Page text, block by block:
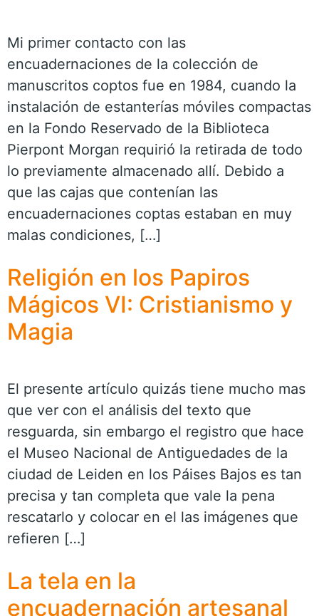
Mi primer contacto con las
encuadernaciones de la colección de
manuscritos coptos fue en 1984, cuando la
instalación de estanterías móviles compactas
en la Fondo Reservado de la Biblioteca
Pierpont Morgan requirió la retirada de todo
lo previamente almacenado allí. Debido a
que las cajas que contenían las
encuadernaciones coptas estaban en muy
malas condiciones, […]
Religión en los Papiros
Mágicos VI: Cristianismo y
Magia
El presente artículo quizás tiene mucho mas
que ver con el análisis del texto que
resguarda, sin embargo el registro que hace
el Museo Nacional de Antiguedades de la
ciudad de Leiden en los Páises Bajos es tan
precisa y tan completa que vale la pena
rescatarlo y colocar en el las imágenes que
refieren […]
La tela en la
encuadernación artesanal